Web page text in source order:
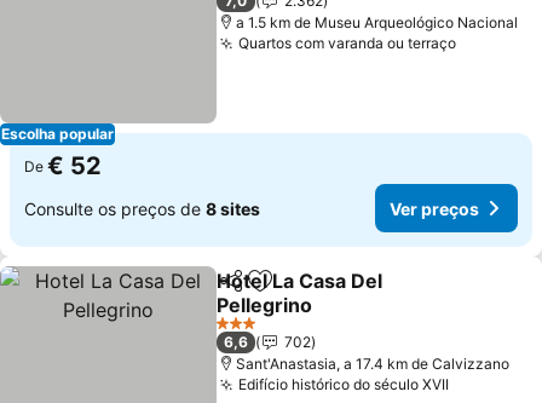
Escolha popular
a 1.5 km de Museu Arqueológico Nacional
Quartos com varanda ou terraço
De € 52
Consulte os preços de 8 sites Ver preços
PartilharAdicionar aos favoritos
Hotel La Casa Del
Pellegrino
3 Estrelas
6,6
702
Sant'Anastasia, a 17.4 km de Calvizzano
Edifício histórico do século XVII